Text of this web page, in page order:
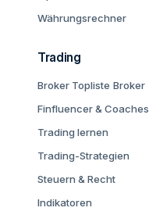
Währungsrechner
Trading
Broker Topliste Broker
Finfluencer & Coaches
Trading lernen
Trading-Strategien
Steuern & Recht
Indikatoren